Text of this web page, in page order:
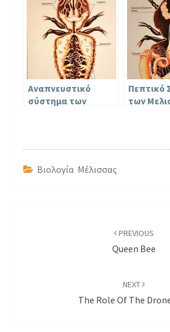
Αναπνευστικό
σύστημα των
Πεπτικό
των
Βιολογία Μέλισσας
PREVIOUS
Queen Bee
NEXT
The Role Of The